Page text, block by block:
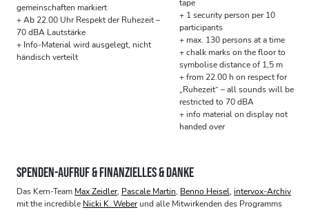
gemeinschaften markiert
+ Ab 22.00 Uhr Respekt der Ruhezeit –
70 dBA Lautstärke
+ Info-Material wird ausgelegt, nicht
händisch verteilt
tape
+ 1 security person per 10
participants
+ max. 130 persons at a time
+ chalk marks on the floor to
symbolise distance of 1,5 m
+ from 22.00 h on respect for
„Ruhezeit“ – all sounds will be
restricted to 70 dBA
+ info material on display not
handed over
SPENDEN-AUFRUF & FINANZIELLES & DANKE
Das Kern-Team Max Zeidler, Pascale Martin, Benno Heisel, intervox-Archiv
mit the incredible Nicki K. Weberund alle Mitwirkenden des Programms